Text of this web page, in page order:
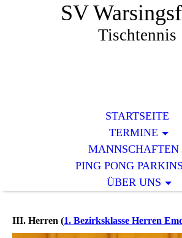
SV
Tischtennis
STARTSEITE
TERMINE
MANNSCHAFTEN
PING PONG
ÜBER UNS
III. Herren (1. Bezirksklasse Herren